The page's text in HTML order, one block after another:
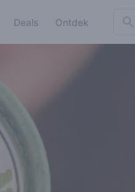
Deals Ontdek